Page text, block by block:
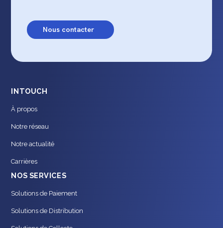
Nous contacter
INTOUCH
À propos
Notre réseau
Notre actualité
Carrières
NOS SERVICES
Solutions de Paiement
Solutions de Distribution